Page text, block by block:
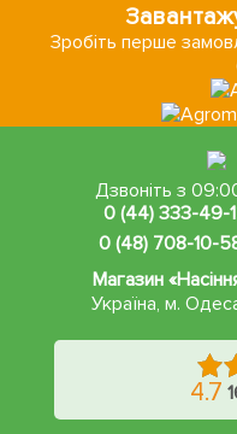
Зробіть перше
Дзвоніть з
0 (44) 333-49-
0 (48) 708-10-
Магазин
Україна, м.
4.7